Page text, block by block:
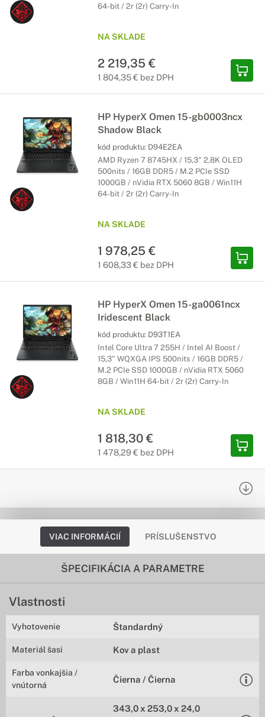
64-bit / 2r (2r) Carry-In
NA SKLADE
2 219,35 €
1 804,35 € bez DPH
HP HyperX Omen 15-gb0003ncx
Shadow Black
kód produktu: D94E2EA
AMD Ryzen 7 8745HX / 15,3" 2,8K OLED
500nits / 16GB DDR5 / M.2 PCIe SSD
1000GB / nVidia RTX 5060 8GB / Win11H
64-bit / 2r (2r) Carry-In
NA SKLADE
1 978,25 €
1 608,33 € bez DPH
HP HyperX Omen 15-ga0061ncx
Iridescent Black
kód produktu: D93T1EA
Intel Core Ultra 7 255H / Intel AI Boost /
15,3" WQXGA IPS 500nits / 16GB DDR5 /
M.2 PCIe SSD 1000GB / nVidia RTX 5060
8GB / Win11H 64-bit / 2r (2r) Carry-In
NA SKLADE
1 818,30 €
1 478,29 € bez DPH
VIAC INFORMÁCIÍ PRÍSLUŠENSTVO
ŠPECIFIKÁCIA A PARAMETRE
Vlastnosti
Vyhotovenie Štandardný
Materiál šasi Kov a plast
Farba vonkajšia /
vnútorná
Čierna / Čierna
343,0 x 253,0 x 24,0